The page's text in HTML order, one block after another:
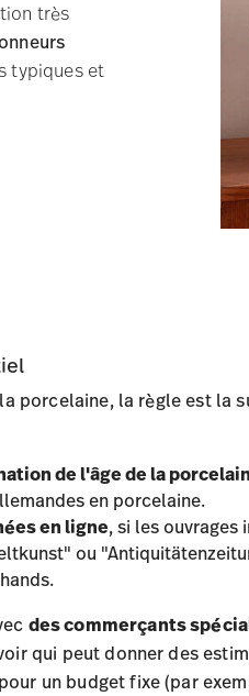
très
typiques et
porcelaine, la règle est la
de l'âge de la
en porcelaine.
en ligne, si les ouvrages
ou
des commerçants
qui peut donner des
un budget fixe (par